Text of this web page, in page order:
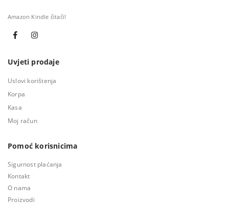
Amazon Kindle čitači!
Uvjeti prodaje
Uslovi korištenja
Korpa
Kasa
Moj račun
Pomoć korisnicima
Sigurnost plaćanja
Kontakt
O nama
Proizvodi